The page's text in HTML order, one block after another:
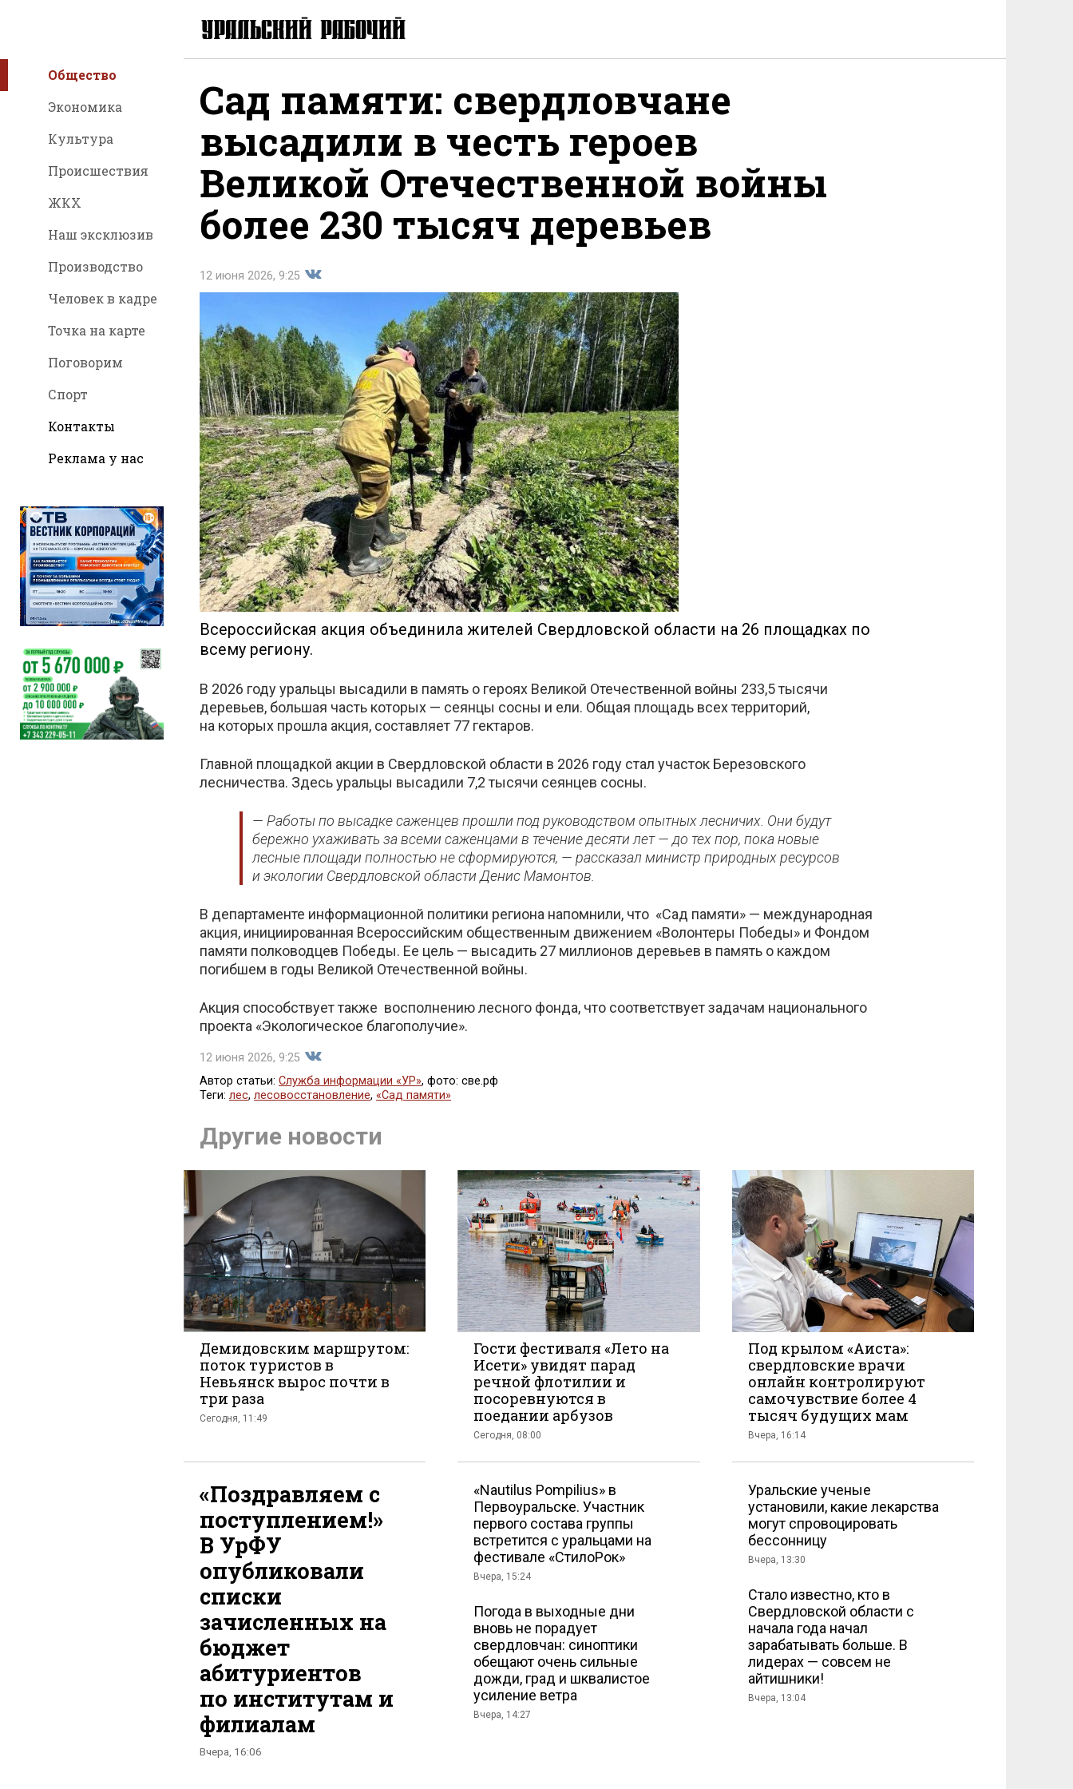
Общество
Экономика
Культура
Происшествия
ЖКХ
Наш эксклюзив
Производство
Человек в кадре
Точка на карте
Поговорим
Спорт
Контакты
Реклама у нас
Сад памяти: свердловчане
высадили в честь героев
Великой Отечественной войны
более 230 тысяч деревьев
12 июня 2026, 9:25
Поделиться
во
Вконтакте
Всероссийская акция объединила жителей Свердловской области на 26 площадках по
всему региону.
В 2026 году уральцы высадили в память о героях Великой Отечественной войны 233,5 тысячи
деревьев, большая часть которых — сеянцы сосны и ели. Общая площадь всех территорий,
на которых прошла акция, составляет 77 гектаров.
Главной площадкой акции в Свердловской области в 2026 году стал участок Березовского
лесничества. Здесь уральцы высадили 7,2 тысячи сеянцев сосны.
— Работы по высадке саженцев прошли под руководством опытных лесничих. Они будут
бережно ухаживать за всеми саженцами в течение десяти лет — до тех пор, пока новые
лесные площади полностью не сформируются, — рассказал министр природных ресурсов
и экологии Свердловской области Денис Мамонтов.
В департаменте информационной политики региона напомнили, что «Сад памяти» — международная
акция, инициированная Всероссийским общественным движением «Волонтеры Победы» и Фондом
памяти полководцев Победы. Ее цель — высадить 27 миллионов деревьев в память о каждом
погибшем в годы Великой Отечественной войны.
Акция способствует также восполнению лесного фонда, что соответствует задачам национального
проекта «Экологическое благополучие».
12 июня 2026, 9:25
во
Вконтакте
Автор статьи: Служба информации «УР», фото: све.рф
Теги: лес, лесовосстановление, «Сад памяти»
Другие новости
Демидовским маршрутом:
поток туристов в
Невьянск вырос почти в
три раза
Сегодня, 11:49
Гости фестиваля «Лето на
Исети» увидят парад
речной флотилии и
посоревнуются в
поедании арбузов
Сегодня, 08:00
Под крылом «Аиста»:
свердловские врачи
онлайн контролируют
самочувствие более 4
тысяч будущих мам
Вчера, 16:14
«Поздравляем с
поступлением!»
В УрФУ
опубликовали
списки
зачисленных на
бюджет
абитуриентов
по институтам и
филиалам
Вчера, 16:06
«Nautilus Pompilius» в
Первоуральске. Участник
первого состава группы
встретится с уральцами на
фестивале «СтилоРок»
Вчера, 15:24
Погода в выходные дни
вновь не порадует
свердловчан: синоптики
обещают очень сильные
дожди, град и шквалистое
усиление ветра
Вчера, 14:27
Уральские ученые
установили, какие лекарства
могут спровоцировать
бессонницу
Вчера, 13:30
Стало известно, кто в
Свердловской области с
начала года начал
зарабатывать больше. В
лидерах — совсем не
айтишники!
Вчера, 13:04